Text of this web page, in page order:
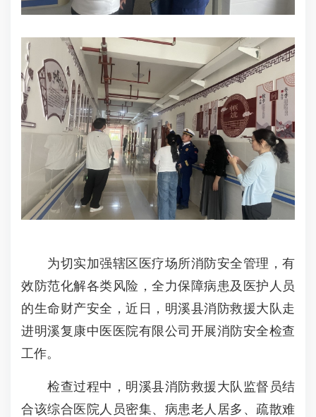
为切实加强辖区医疗场所消防安全管理，有
效防范化解各类风险，全力保障病患及医护人员
的生命财产安全，近日，明溪县消防救援大队走
进明溪复康中医医院有限公司开展消防安全检查
工作。
检查过程中，明溪县消防救援大队监督员结
合该综合医院人员密集、病患老人居多、疏散难